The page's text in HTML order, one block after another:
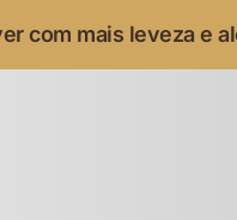
com mais leveza e